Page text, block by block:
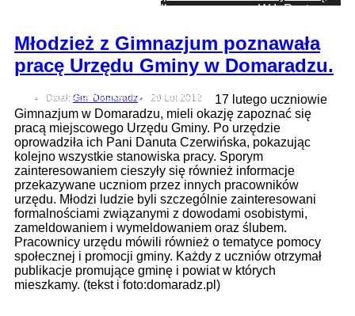
od drukarki i pilnowania kilku rzeczy naraz. W InPost
Procesja Bożego Ciała w Brzozowie : Zapraszamy na
zdjęcia oraz krótkie video z dzisiejszej procesji. Wierni
tradycyjnie już przeszli uli
Wojewódzkie obchody Dnia Strażaka. Nowa strażnica w
Brzozowi: Zapraszamy na relację z odicjalnego otwarcia
nowej strażnicy w Brzozowie. Oddanie nowej siedziby str
70-lecie Brzozowskiego Domu Kultury: Parafrazując: 70
lat minęło jak jeden dzień! Zapraszamy na fotorealcję z
obchodów 70. rocznicy utwor
Nauczyciele ZSB w Walencji – Erasmus+ jako przestrzeń
wymian: W dniach 11 – 17 kwietnia 2026 roku grupa
pięciu nauczycieli Zespołu Szkół Budowlanych ucz
Uroczystość 235. rocznicy uchwalenia Konstytucji 3 Maja
- Po: Zapraszamy na relację z 235. rocznicy uchwalenia
Konstytucji 3 V. Wkrótce więcej, już teraz galeria,
Młodzież z Gimnazjum poznawała
pracę Urzędu Gminy w Domaradzu.
Dział: Gm. Domaradz 29 Lut 2012
17 lutego uczniowie
Gimnazjum w Domaradzu, mieli okazję zapoznać się
pracą miejscowego Urzędu Gminy. Po urzędzie
oprowadziła ich Pani Danuta Czerwińska, pokazując
kolejno wszystkie stanowiska pracy. Sporym
zainteresowaniem cieszyły się również informacje
przekazywane uczniom przez innych pracowników
urzędu. Młodzi ludzie byli szczególnie zainteresowani
formalnościami związanymi z dowodami osobistymi,
zameldowaniem i wymeldowaniem oraz ślubem.
Pracownicy urzędu mówili również o tematyce pomocy
społecznej i promocji gminy. Każdy z uczniów otrzymał
publikacje promujące gminę i powiat w których
mieszkamy. (tekst i foto:domaradz.pl)